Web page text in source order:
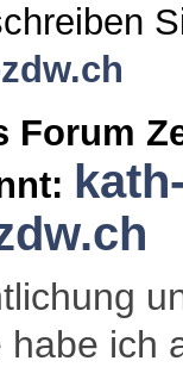
Forum
ich